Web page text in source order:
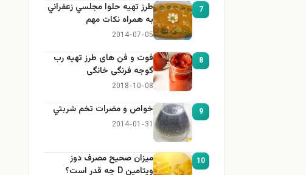
7
طرز تهيه حلوا مجلسي زعفراني
به همراه نكات مهم
2014-07-05
8
فوت و فن های طرز تهیه رب
گوجه فرنگی خانگی
2018-10-08
9 خواص و مضرات تخم شربتي
2014-01-31
10
میزان صحیح مصرف دوز
ویتامین D چه قدر است؟